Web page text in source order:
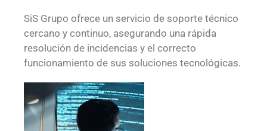
SiS Grupo ofrece un servicio de soporte técnico
cercano y continuo, asegurando una rápida
resolución de incidencias y el correcto
funcionamiento de sus soluciones tecnológicas.